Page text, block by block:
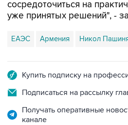
сосредоточиться на
уже принятых решений", -
ЕАЭС Армения Никол
Купить подписку на
Подписаться на рассылку
Получать оперативные
канале